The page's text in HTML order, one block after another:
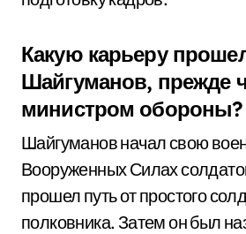
Какую карьеру
Шайгуманов, прежде
министром обороны?
Шайгуманов начал свою
Вооруженных Силах
прошел путь от простого
полковника. Затем он был